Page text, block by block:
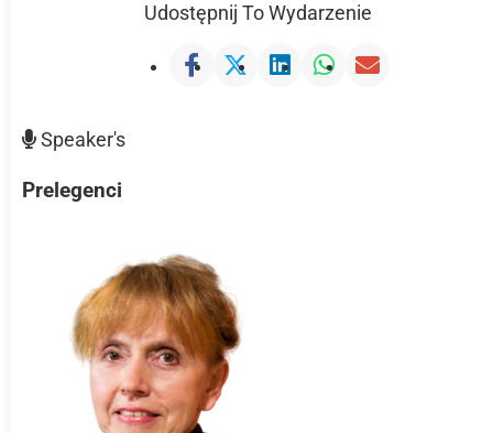
Udostępnij To Wydarzenie
Speaker's
Prelegenci